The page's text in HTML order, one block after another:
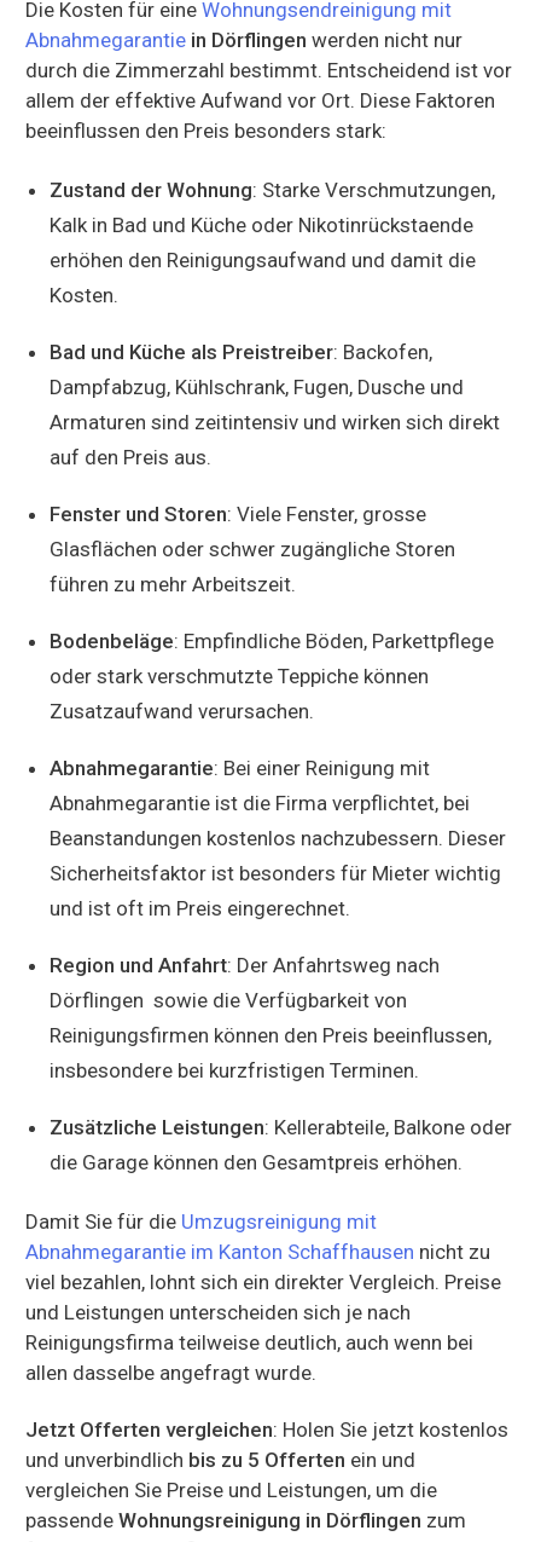
Die Kosten für eine Wohnungsendreinigung mit
Abnahmegarantie in Dörflingen werden nicht nur
durch die Zimmerzahl bestimmt. Entscheidend ist vor
allem der effektive Aufwand vor Ort. Diese Faktoren
beeinflussen den Preis besonders stark:
Zustand der Wohnung: Starke Verschmutzungen,
Kalk in Bad und Küche oder Nikotinrückstaende
erhöhen den Reinigungsaufwand und damit die
Kosten.
Bad und Küche als Preistreiber: Backofen,
Dampfabzug, Kühlschrank, Fugen, Dusche und
Armaturen sind zeitintensiv und wirken sich direkt
auf den Preis aus.
Fenster und Storen: Viele Fenster, grosse
Glasflächen oder schwer zugängliche Storen
führen zu mehr Arbeitszeit.
Bodenbeläge: Empfindliche Böden, Parkettpflege
oder stark verschmutzte Teppiche können
Zusatzaufwand verursachen.
Abnahmegarantie: Bei einer Reinigung mit
Abnahmegarantie ist die Firma verpflichtet, bei
Beanstandungen kostenlos nachzubessern. Dieser
Sicherheitsfaktor ist besonders für Mieter wichtig
und ist oft im Preis eingerechnet.
Region und Anfahrt: Der Anfahrtsweg nach
Dörflingen sowie die Verfügbarkeit von
Reinigungsfirmen können den Preis beeinflussen,
insbesondere bei kurzfristigen Terminen.
Zusätzliche Leistungen: Kellerabteile, Balkone oder
die Garage können den Gesamtpreis erhöhen.
Damit Sie für die Umzugsreinigung mit
Abnahmegarantie im Kanton Schaffhausen nicht zu
viel bezahlen, lohnt sich ein direkter Vergleich. Preise
und Leistungen unterscheiden sich je nach
Reinigungsfirma teilweise deutlich, auch wenn bei
allen dasselbe angefragt wurde.
Jetzt Offerten vergleichen: Holen Sie jetzt kostenlos
und unverbindlich bis zu 5 Offerten ein und
vergleichen Sie Preise und Leistungen, um die
passende Wohnungsreinigung in Dörflingen zum